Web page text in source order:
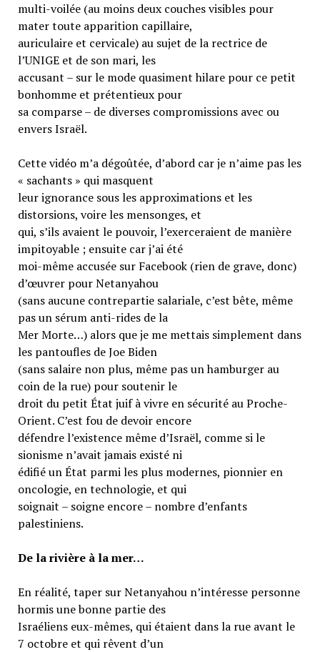
multi-voilée (au moins deux couches visibles pour
mater toute apparition capillaire,
auriculaire et cervicale) au sujet de la rectrice de
l’UNIGE et de son mari, les
accusant – sur le mode quasiment hilare pour ce petit
bonhomme et prétentieux pour
sa comparse – de diverses compromissions avec ou
envers Israël.
Cette vidéo m’a dégoûtée, d’abord car je n’aime pas les
« sachants » qui masquent
leur ignorance sous les approximations et les
distorsions, voire les mensonges, et
qui, s’ils avaient le pouvoir, l’exerceraient de manière
impitoyable ; ensuite car j’ai été
moi-même accusée sur Facebook (rien de grave, donc)
d’œuvrer pour Netanyahou
(sans aucune contrepartie salariale, c’est bête, même
pas un sérum anti-rides de la
Mer Morte…) alors que je me mettais simplement dans
les pantoufles de Joe Biden
(sans salaire non plus, même pas un hamburger au
coin de la rue) pour soutenir le
droit du petit État juif à vivre en sécurité au Proche-
Orient. C’est fou de devoir encore
défendre l’existence même d’Israël, comme si le
sionisme n’avait jamais existé ni
édifié un État parmi les plus modernes, pionnier en
oncologie, en technologie, et qui
soignait – soigne encore – nombre d’enfants
palestiniens.
De la rivière à la mer…
En réalité, taper sur Netanyahou n’intéresse personne
hormis une bonne partie des
Israéliens eux-mêmes, qui étaient dans la rue avant le
7 octobre et qui rêvent d’un